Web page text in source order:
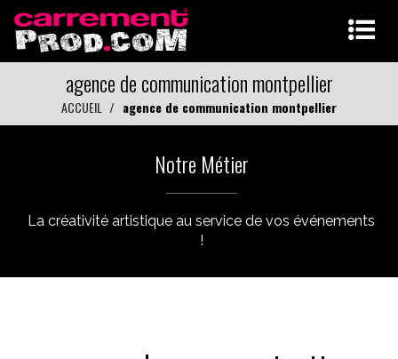
agence de communication montpellier
ACCUEIL agence de communication montpellier
Notre Métier
La créativité artistique au service de vos événements
!